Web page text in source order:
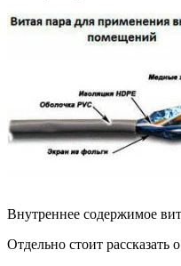
Внутреннее содержимое
Отдельно стоит